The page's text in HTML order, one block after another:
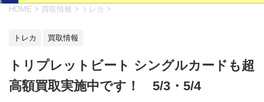
HOME > 買取情報 > トレカ >
トレカ 買取情報
トリプレットビート シングルカードも超
高額買取実施中です！ 5/3・5/4